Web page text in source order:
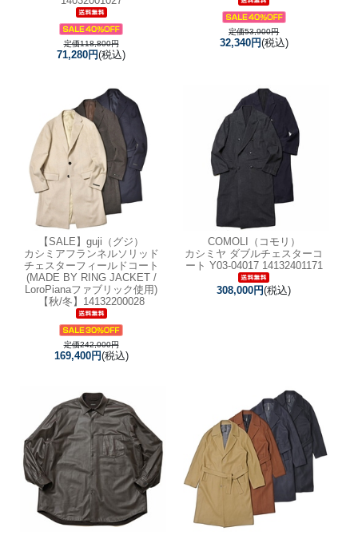
定価118,800円
71,280円(税込)
定価53,900円
32,340円(税込)
【SALE】 guji（グジ）
カシミアフランネルソリッド
チェスターフィールドコート
(MADE BY RING JACKET /
LoroPianaファブリック使用)
【秋/冬】14132200028
定価242,000円
169,400円(税込)
COMOLI（コモリ）
カシミヤ ダブルチェスターコ
ート Y03-04017 14132401171
308,000円(税込)